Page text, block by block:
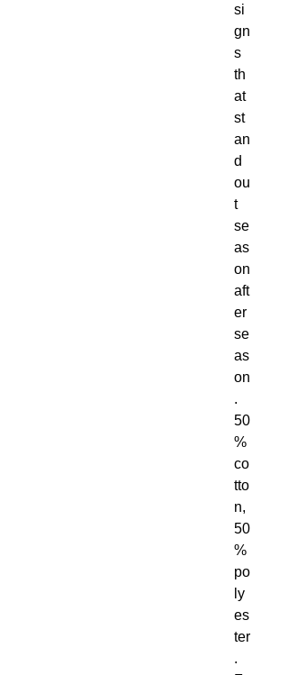
si
gn
s
th
at
st
an
d
ou
t
se
as
on
aft
er
se
as
on
.
50
%
co
tto
n,
50
%
po
ly
es
ter
.